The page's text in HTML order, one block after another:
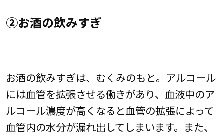
②お酒の飲みすぎ
お酒の飲みすぎは、むくみのもと。アルコール
には血管を拡張させる働きがあり、血液中のア
ルコール濃度が高くなると血管の拡張によって
血管内の水分が漏れ出してしまいます。また、